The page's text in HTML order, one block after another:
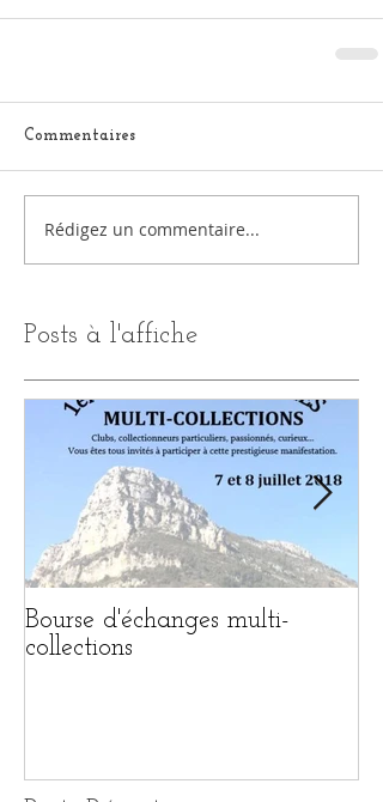
Commentaires
Rédigez un commentaire...
Posts à l'affiche
Bourse d'échanges multi-
collections